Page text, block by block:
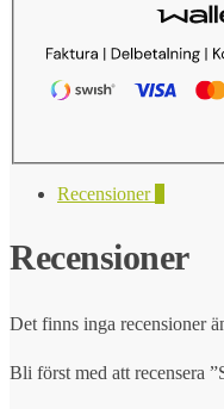
Recensioner
Recensioner
Det finns inga recensioner
Bli först med att recensera